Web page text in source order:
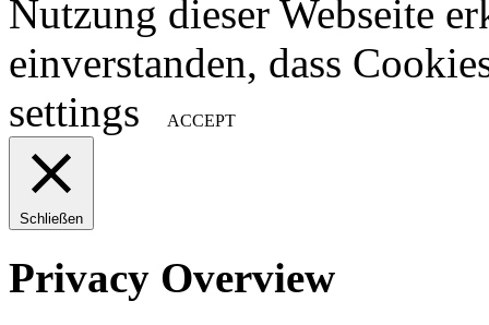
Nutzung dieser Webseite
einverstanden, dass
settings
ACCEPT
Schließen
Privacy Overview